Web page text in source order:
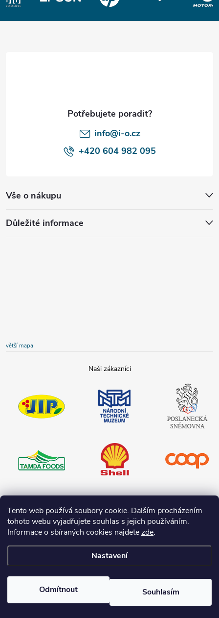
Tento web používá soubory cookie. Dalším procházením
tohoto webu vyjadřujete souhlas s jejich používáním.
Informace o sbíraných cookies najdetezde.
Nastavení
Odmítnout Souhlasím
Z
info@i-o.cz
+420 604 982 095
Vše o nákupu
Důležité informace
větší mapa
technické
muzeum
Poslanecká
sněmovna
České
republiky
Teta drogerie
cookies